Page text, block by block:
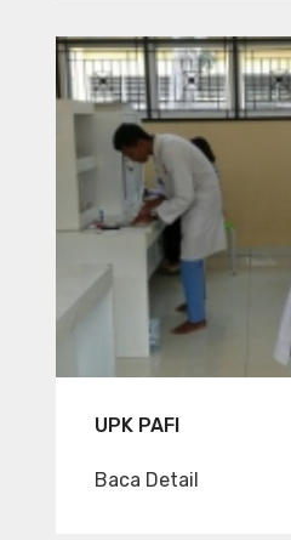
UPK PAFI
Baca Detail